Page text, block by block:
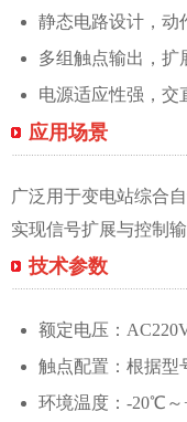
静态电路设计，动
多组触点输出，扩
电源适应性强，交
应用场景
广泛用于变电站综合
实现信号扩展与控制输
技术参数
额定电压：
触点配置：根据型
环境温度：-20℃